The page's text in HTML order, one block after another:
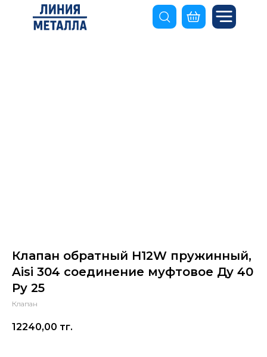
Клапан обратный H12W пружинный,
Aisi 304 соединение муфтовое Ду 40
Ру 25
Клапан
12240,00 тг.